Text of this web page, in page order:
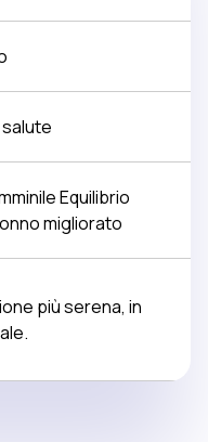
Equilibrio
migliorato
più serena, in